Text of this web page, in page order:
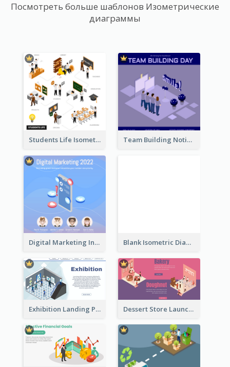
Посмотреть больше шаблонов Изометрические
диаграммы
Students Life Isometric Illustration Team Building Notification Post With Isometric Diagram
Digital Marketing Instagram Post With Isometric Graphics Blank Isometric Diagram
Exhibition Landing Page Dessert Store Launching Slide With Isometric Diagram